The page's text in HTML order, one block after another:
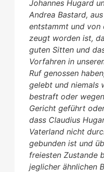
Johannes Hugard
Andrea Bastard,
entstammt und von
zeugt worden ist,
guten Sitten und
Vorfahren in
Ruf genossen
gelebt und niemals
bestraft oder
Gericht geführt
dass Claudius
Vaterland nicht
gebunden ist und
freiesten Zustande
jeglicher ähnlichen